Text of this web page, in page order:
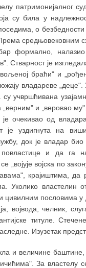
патримонијалног
су била у
о
средњовековним
формално,
Стварност је
браћи" и
владареве
су учвршћивана
„верним" и „веровао
очекивао од
је уздигнута на
док је владар
и да га
војска по
крајиштима, да
Уколико
цивилним пословима у
војвода, челник,
титуле.
Изузетак
и величине баштине,
За властелу